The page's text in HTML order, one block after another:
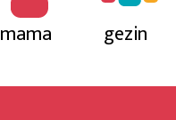
mama gezin